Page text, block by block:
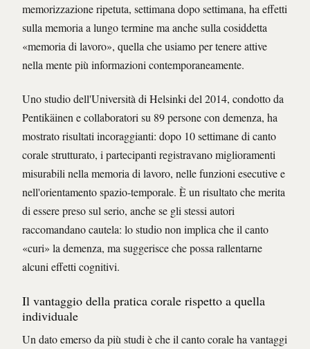
memorizzazione ripetuta, settimana dopo settimana, ha effetti
sulla memoria a lungo termine ma anche sulla cosiddetta
«memoria di lavoro», quella che usiamo per tenere attive
nella mente più informazioni contemporaneamente.
Uno studio dell'Università di Helsinki del 2014, condotto da
Pentikäinen e collaboratori su 89 persone con demenza, ha
mostrato risultati incoraggianti: dopo 10 settimane di canto
corale strutturato, i partecipanti registravano miglioramenti
misurabili nella memoria di lavoro, nelle funzioni esecutive e
nell'orientamento spazio-temporale. È un risultato che merita
di essere preso sul serio, anche se gli stessi autori
raccomandano cautela: lo studio non implica che il canto
«curi» la demenza, ma suggerisce che possa rallentarne
alcuni effetti cognitivi.
Il vantaggio della pratica corale rispetto a quella
individuale
Un dato emerso da più studi è che il canto corale ha vantaggi